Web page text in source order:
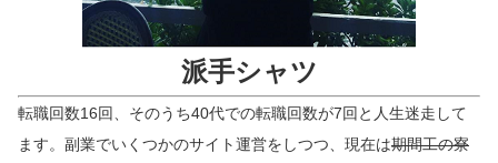
派手シャツ
転職回数16回、そのうち40代での転職回数が7回と人生迷走して
ます。副業でいくつかのサイト運営をしつつ、現在は期間工の寮